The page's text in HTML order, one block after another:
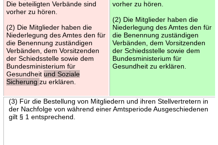
Die beteiligten Verbände sind
vorher zu hören.
(2) Die Mitglieder haben die
Niederlegung des Amtes den für
die Benennung zuständigen
Verbänden, dem Vorsitzenden
der Schiedsstelle sowie dem
Bundesministerium für
Gesundheit und Soziale
Sicherung zu erklären.
vorher zu hören.
(2) Die Mitglieder haben die
Niederlegung des Amtes den für
die Benennung zuständigen
Verbänden, dem Vorsitzenden
der Schiedsstelle sowie dem
Bundesministerium für
Gesundheit zu erklären.
(3) Für die Bestellung von Mitgliedern und ihren Stellvertretern in
der Nachfolge von während einer Amtsperiode Ausgeschiedenen
gilt § 1 entsprechend.